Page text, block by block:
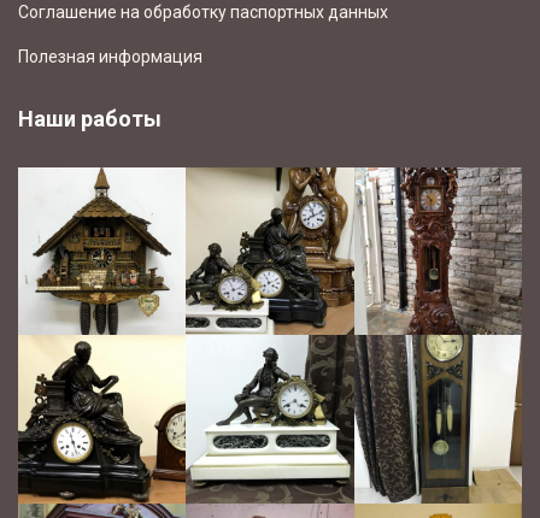
Соглашение на обработку паспортных данных
Полезная информация
Наши работы